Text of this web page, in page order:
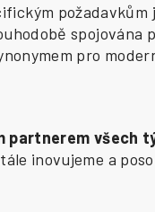
spojována
pro
partnerem všech
inovujeme a